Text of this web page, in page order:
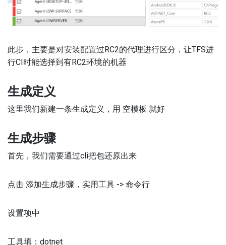
此步，主要是对安装配置过RC2的代理进行区分，让TFS进
行CI时能选择到有RC2环境的机器
生成定义
这里我们新建一条生成定义，用 空模板 就好
生成步骤
首先，我们需要通过cli把包还原出来
点击 添加生成步骤，实用工具 -> 命令行
设置项中
工具填：dotnet